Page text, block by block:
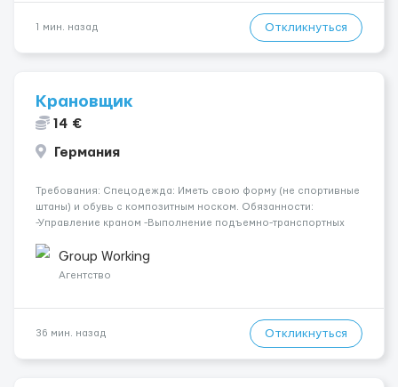
1 мин. назад Откликнуться
Крановщик
14 €
Германия
Требования: Спецодежда: Иметь свою форму (не спортивные
штаны) и обувь с композитным носком. Обязанности:
-Управление краном -Выполнение подъемно-транспортных
инструкций по безопасности. -Опыт управления различными
типами кранов (моб...
Group Working
Агентство
36 мин. назад Откликнуться